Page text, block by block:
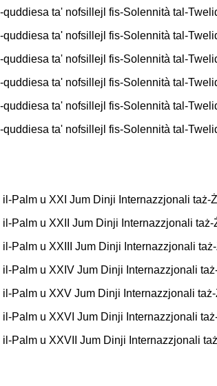
ta' nofsillejl fis-Solennità tal-
ta' nofsillejl fis-Solennità tal-
ta' nofsillejl fis-Solennità tal-
ta' nofsillejl fis-Solennità tal-
ta' nofsillejl fis-Solennità tal-
ta' nofsillejl fis-Solennità tal-
Palm u XXI Jum Dinji Internazzjonali taż-
Palm u XXII Jum Dinji Internazzjonali taż-
Palm u XXIII Jum Dinji Internazzjonali
Palm u XXIV Jum Dinji Internazzjonali
Palm u XXV Jum Dinji Internazzjonali
Palm u XXVI Jum Dinji Internazzjonali
Palm u XXVII Jum Dinji Internazzjonali